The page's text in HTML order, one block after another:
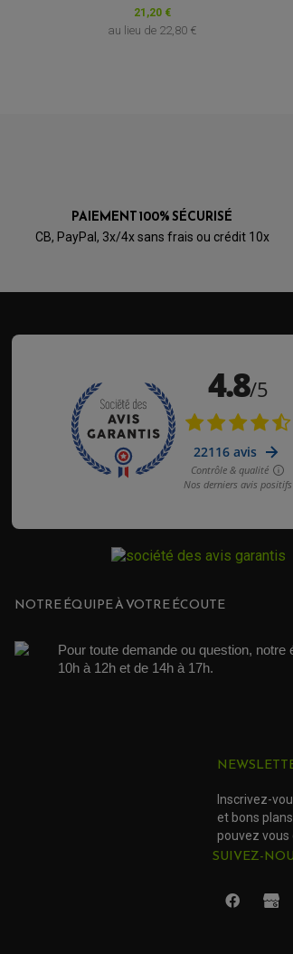
21,20 €
au lieu de 22,80 €
PAIEMENT 100% SÉCURISÉ
CB, PayPal, 3x/4x sans frais ou crédit 10x
NOTRE ÉQUIPE À VOTRE ÉCOUTE
Pour toute demande ou question,
10h à 12h et de 14h à 17h.
Inscrivez-
et bons
pouvez
SUIVEZ-